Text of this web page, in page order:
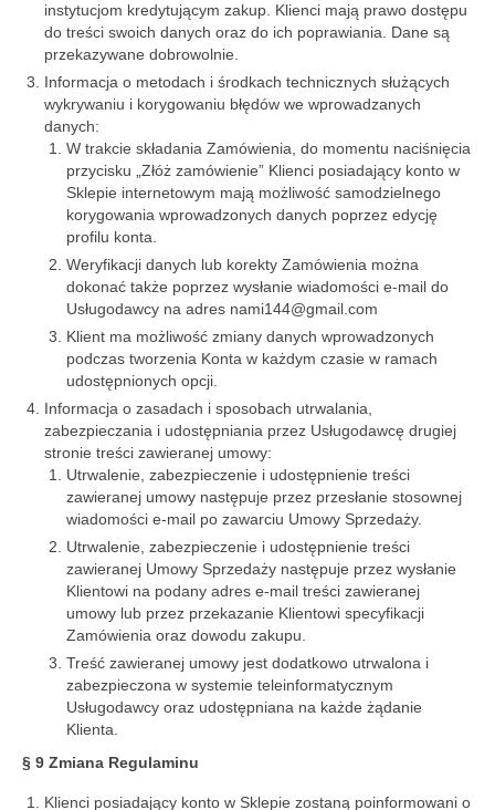
instytucjom kredytującym zakup. Klienci mają prawo dostępu
do treści swoich danych oraz do ich poprawiania. Dane są
przekazywane dobrowolnie.
Informacja o metodach i środkach technicznych służących
wykrywaniu i korygowaniu błędów we wprowadzanych
danych:
W trakcie składania Zamówienia, do momentu naciśnięcia
przycisku „Złóż zamówienie” Klienci posiadający konto w
Sklepie internetowym mają możliwość samodzielnego
korygowania wprowadzonych danych poprzez edycję
profilu konta.
Weryfikacji danych lub korekty Zamówienia można
dokonać także poprzez wysłanie wiadomości e-mail do
Usługodawcy na adres nami144@gmail.com
Klient ma możliwość zmiany danych wprowadzonych
podczas tworzenia Konta w każdym czasie w ramach
udostępnionych opcji.
Informacja o zasadach i sposobach utrwalania,
zabezpieczania i udostępniania przez Usługodawcę drugiej
stronie treści zawieranej umowy:
Utrwalenie, zabezpieczenie i udostępnienie treści
zawieranej umowy następuje przez przesłanie stosownej
wiadomości e-mail po zawarciu Umowy Sprzedaży.
Utrwalenie, zabezpieczenie i udostępnienie treści
zawieranej Umowy Sprzedaży następuje przez wysłanie
Klientowi na podany adres e-mail treści zawieranej
umowy lub przez przekazanie Klientowi specyfikacji
Zamówienia oraz dowodu zakupu.
Treść zawieranej umowy jest dodatkowo utrwalona i
zabezpieczona w systemie teleinformatycznym
Usługodawcy oraz udostępniana na każde żądanie
Klienta.
§ 9 Zmiana Regulaminu
Klienci posiadający konto w Sklepie zostaną poinformowani o